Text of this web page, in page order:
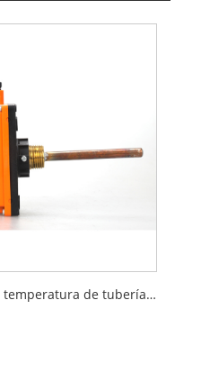
Controlador de temperatura de tubería de calefacción